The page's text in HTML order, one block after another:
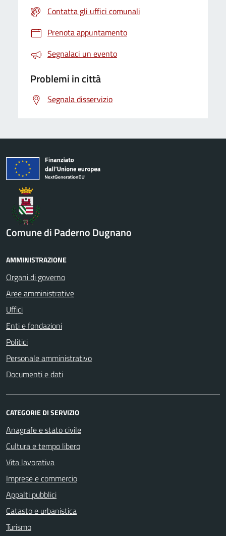
Contatta gli uffici comunali
Prenota appuntamento
Segnalaci un evento
Problemi in città
Segnala disservizio
Comune di Paderno Dugnano
AMMINISTRAZIONE
Organi di governo
Aree amministrative
Uffici
Enti e fondazioni
Politici
Personale amministrativo
Documenti e dati
CATEGORIE DI SERVIZIO
Anagrafe e stato civile
Cultura e tempo libero
Vita lavorativa
Imprese e commercio
Appalti pubblici
Catasto e urbanistica
Turismo